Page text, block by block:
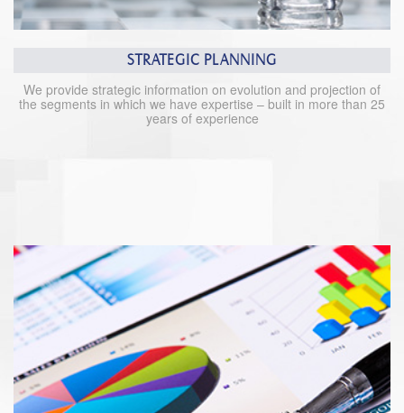
STRATEGIC PLANNING
We provide strategic information on evolution and projection of
the segments in which we have expertise – built in more than 25
years of experience